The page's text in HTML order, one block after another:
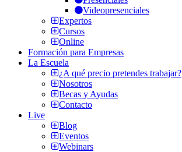
Videopresenciales
Expertos
Cursos
Online
Formación para Empresas
La Escuela
¿A qué precio pretendes trabajar?
Nosotros
Becas y Ayudas
Contacto
Live
Blog
Eventos
Webinars